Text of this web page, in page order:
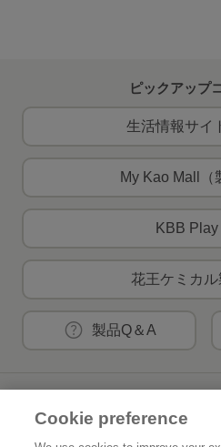
ピックアップ
生活情報サイ
My Kao Mall（
KBB
花王ケミカ
製品Q＆A
Cookie preference